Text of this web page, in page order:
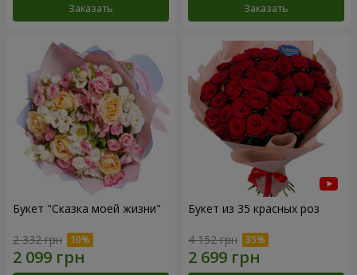
Заказать Заказать
Букет "Сказка моей жизни"
2 332 грн
Букет из 35 красных роз
4 152 грн